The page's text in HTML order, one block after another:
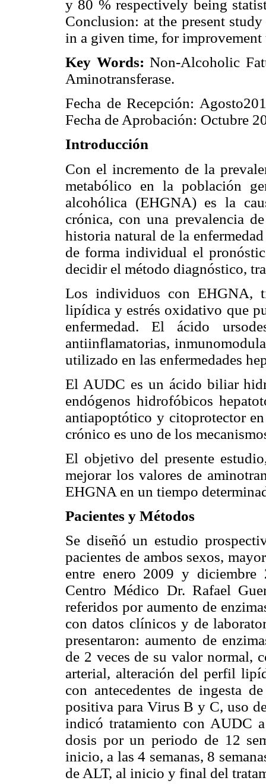
y 80 % respectively being
Conclusion: at the present
in a given time, for improvement
Key Words: Non-Alcoholic
Aminotransferase.
Fecha de Recepción:
Fecha de Aprobación: Octubre
Introducción
Con el incremento de la
metabólico en la población
alcohólica (EHGNA) es la
crónica, con una prevalencia
historia natural de la
de forma individual el
decidir el método diagnóstico,
Los individuos con EHGNA,
lipídica y estrés oxidativo que
enfermedad. El ácido
antiinflamatorias,
utilizado en las enfermedades
El AUDC es un ácido biliar
endógenos hidrofóbicos
antiapoptótico y citoprotector
crónico es uno de los
El objetivo del presente
mejorar los valores de
EHGNA en un tiempo
Pacientes y Métodos
Se diseñó un estudio
pacientes de ambos sexos,
entre enero 2009 y
Centro Médico Dr. Rafael
referidos por aumento de
con datos clínicos y de
presentaron: aumento de
de 2 veces de su valor normal,
arterial, alteración del perfil
con antecedentes de ingesta
positiva para Virus B y C, uso
indicó tratamiento con AUDC
dosis por un periodo de 12
inicio, a las 4 semanas, 8
de ALT, al inicio y final del